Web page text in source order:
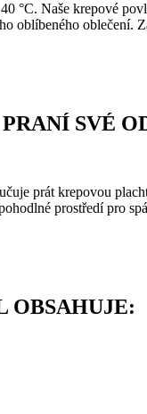
°C. Naše krepové
oblíbeného
SVÉ
prát krepovou
prostředí pro
OBSAHUJE: